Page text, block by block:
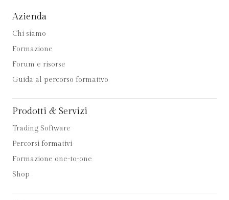
Azienda
Chi siamo
Formazione
Forum e risorse
Guida al percorso formativo
Prodotti & Servizi
Trading Software
Percorsi formativi
Formazione one-to-one
Shop